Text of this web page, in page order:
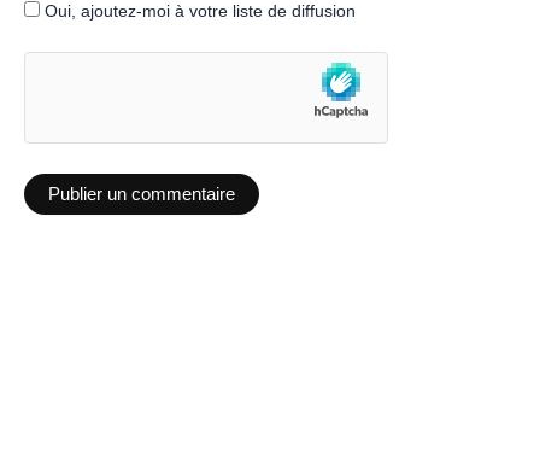
Oui, ajoutez-moi à votre liste de diffusion